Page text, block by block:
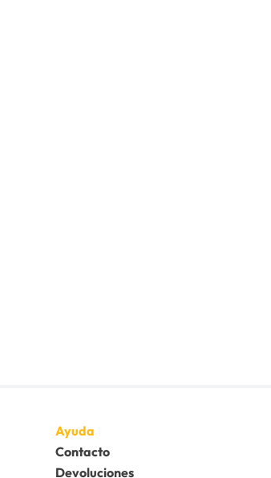
Ayuda
Contacto
Devoluciones